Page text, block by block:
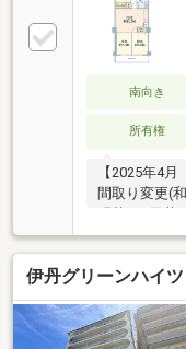
南向き
所有権
【2025年4
間取り変更(
張替 ●天井
張替(洗面室
ン(食洗機付
換 ●洗面化
給排水管交
ウンライト
等◆阪急伊丹
伊丹グリーンハイ